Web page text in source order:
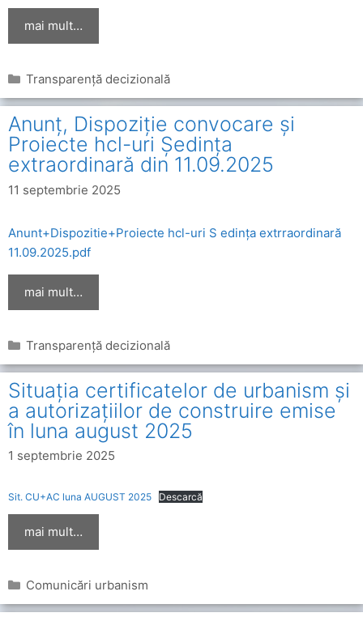
mai mult…
Categorii
Transparență decizională
Anunț, Dispoziție convocare și
Proiecte hcl-uri Ședința
extraordinară din 11.09.2025
11 septembrie 2025
Anunt+Dispozitie+Proiecte hcl-uri S edința extrraordinară
11.09.2025.pdf
mai mult…
Categorii
Transparență decizională
Situația certificatelor de urbanism și
a autorizațiilor de construire emise
în luna august 2025
1 septembrie 2025
Sit. CU+AC luna AUGUST 2025 Descarcă
mai mult…
Categorii
Comunicări urbanism